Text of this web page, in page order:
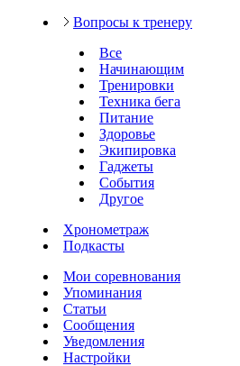
Вопросы к тренеру
Все
Начинающим
Тренировки
Техника бега
Питание
Здоровье
Экипировка
Гаджеты
События
Другое
Хронометраж
Подкасты
Мои соревнования
Упоминания
Статьи
Сообщения
Уведомления
Настройки